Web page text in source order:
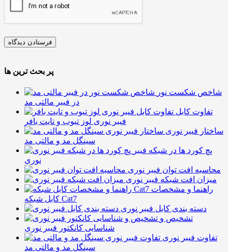
پر بحث ترین ها
شاخص شکست نور
در فیبر مالتی مد
تفاوت کابل
فیبر نوری لوز تیوب و تایت بافر
ساختار فیبر نوری
سینگل مد و مالتی مد
پچ کورد ها در شبکه فیبر
نوری
محاسبه افت توان فیبر نوری
میزان افت شبکه فیبر نوری
راهنما و مشخصات
کابل شبکه Cat7
دسته بندی کابل فیبر نوری
تشخیص و
شناسایی کانکتور فیبر نوری
تفاوت فیبر نوری
سینگل مد و مالتی مد